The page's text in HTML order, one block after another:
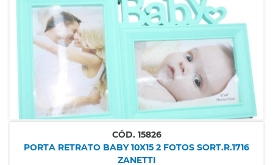
CÓD. 15826
PORTA RETRATO BABY 10X15 2 FOTOS SORT.R.1716
ZANETTI